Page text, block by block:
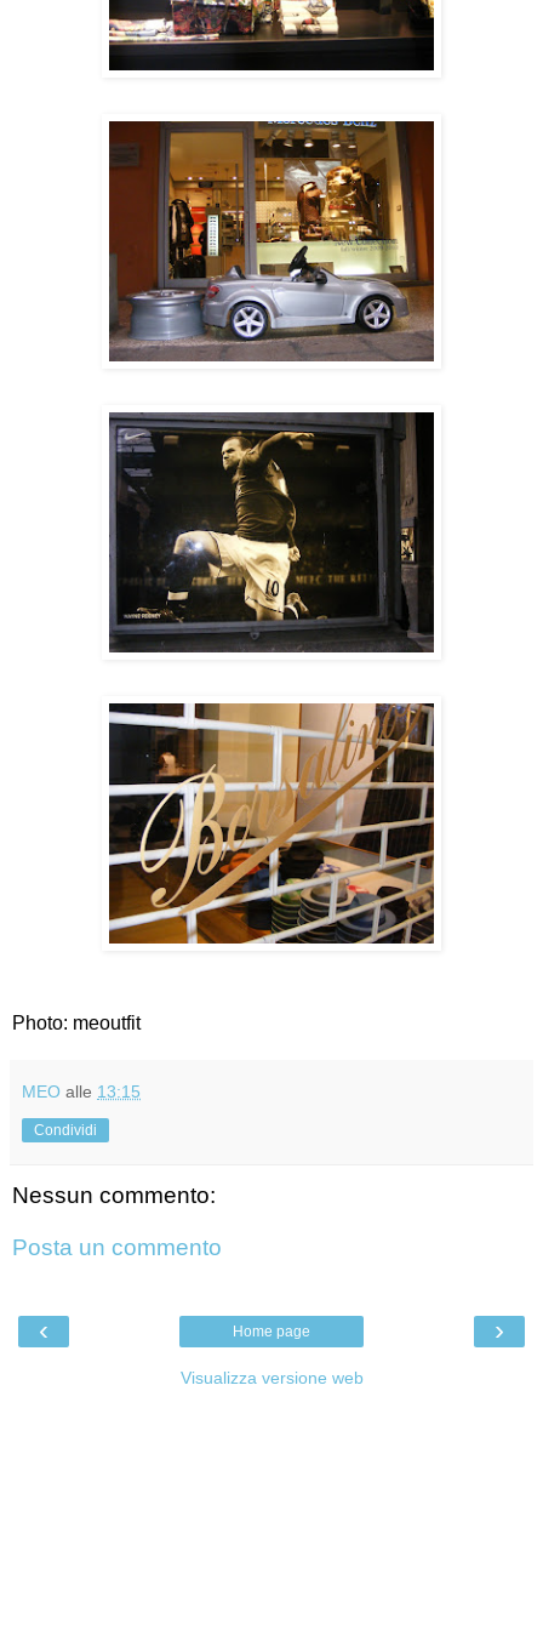
Photo: meoutfit
MEO alle 13:15
Condividi
Nessun commento:
Posta un commento
‹ ›
Home page
Visualizza versione web